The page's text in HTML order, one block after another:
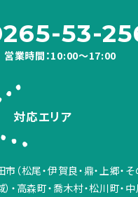
53-
営業時間：10:00～17:00
対応エリア
市（松尾・伊賀良・鼎・上郷・
）・高森町・喬木村・松川町・